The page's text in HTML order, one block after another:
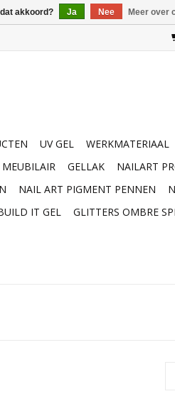
UV GEL WERKMATERIAAL
MEUBILAIR GELLAK NAILART
NAIL ART PIGMENT PENNEN
IT GEL GLITTERS OMBRE
akkoord? Ja Nee Meer over